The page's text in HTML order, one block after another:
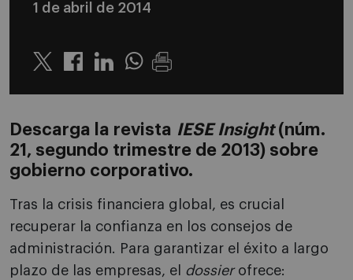
1 de abril de 2014
Twitter LinkedinWhatsapp
Descarga la revista IESE Insight(núm.
21, segundo trimestre de 2013) sobre
gobierno corporativo.
Tras la crisis financiera global, es crucial
recuperar la confianza en los consejos de
administración. Para garantizar el éxito a largo
plazo de las empresas, el dossierofrece: